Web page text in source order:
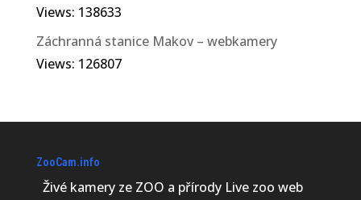
Views: 138633
Záchranná stanice Makov – webkamery
Views: 126807
ZooCam.info
Živé kamery ze ZOO a přírody Live zoo web